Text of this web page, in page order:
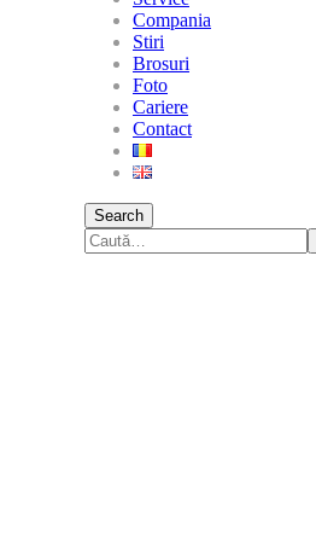
Compania
Stiri
Brosuri
Foto
Cariere
Contact
Search